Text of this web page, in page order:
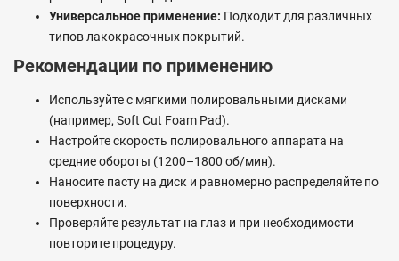
Универсальное применение: Подходит для различных
типов лакокрасочных покрытий.
Рекомендации по применению
Используйте с мягкими полировальными дисками
(например, Soft Cut Foam Pad).
Настройте скорость полировального аппарата на
средние обороты (1200–1800 об/мин).
Наносите пасту на диск и равномерно распределяйте по
поверхности.
Проверяйте результат на глаз и при необходимости
повторите процедуру.